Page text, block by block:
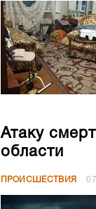
Атаку
области
ПРОИСШЕСТВИЯ